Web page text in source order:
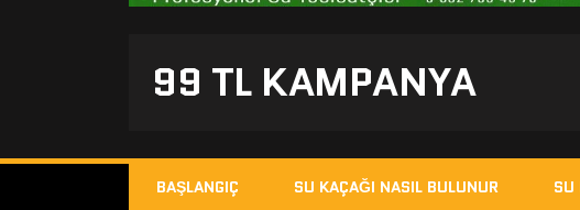
99 TL KAMPANYA
BAŞLANGIÇ SU KAÇAĞI NASIL BULUNUR SU